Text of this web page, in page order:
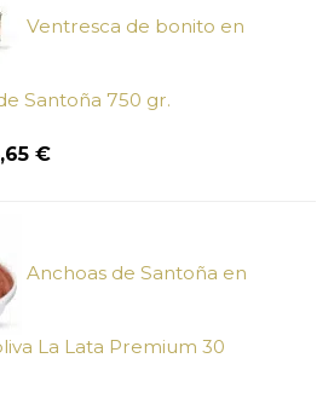
Ventresca de bonito en
Santoña 750 gr.
€El
Anchoas de Santoña en
La Lata Premium 30